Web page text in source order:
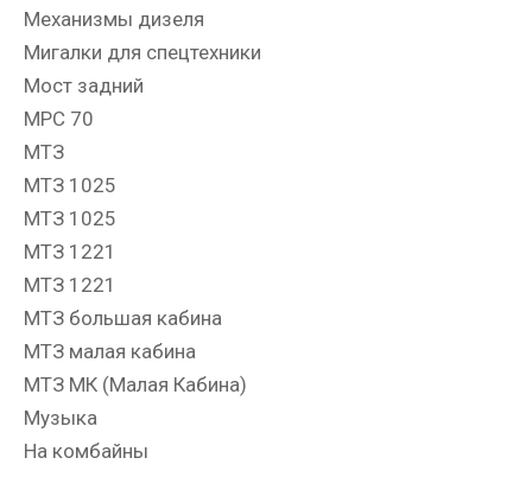
Механизмы дизеля
Мигалки для спецтехники
Мост задний
МРС 70
МТЗ
МТЗ 1025
МТЗ 1025
МТЗ 1221
МТЗ 1221
МТЗ большая кабина
МТЗ малая кабина
МТЗ МК (Малая Кабина)
Музыка
На комбайны